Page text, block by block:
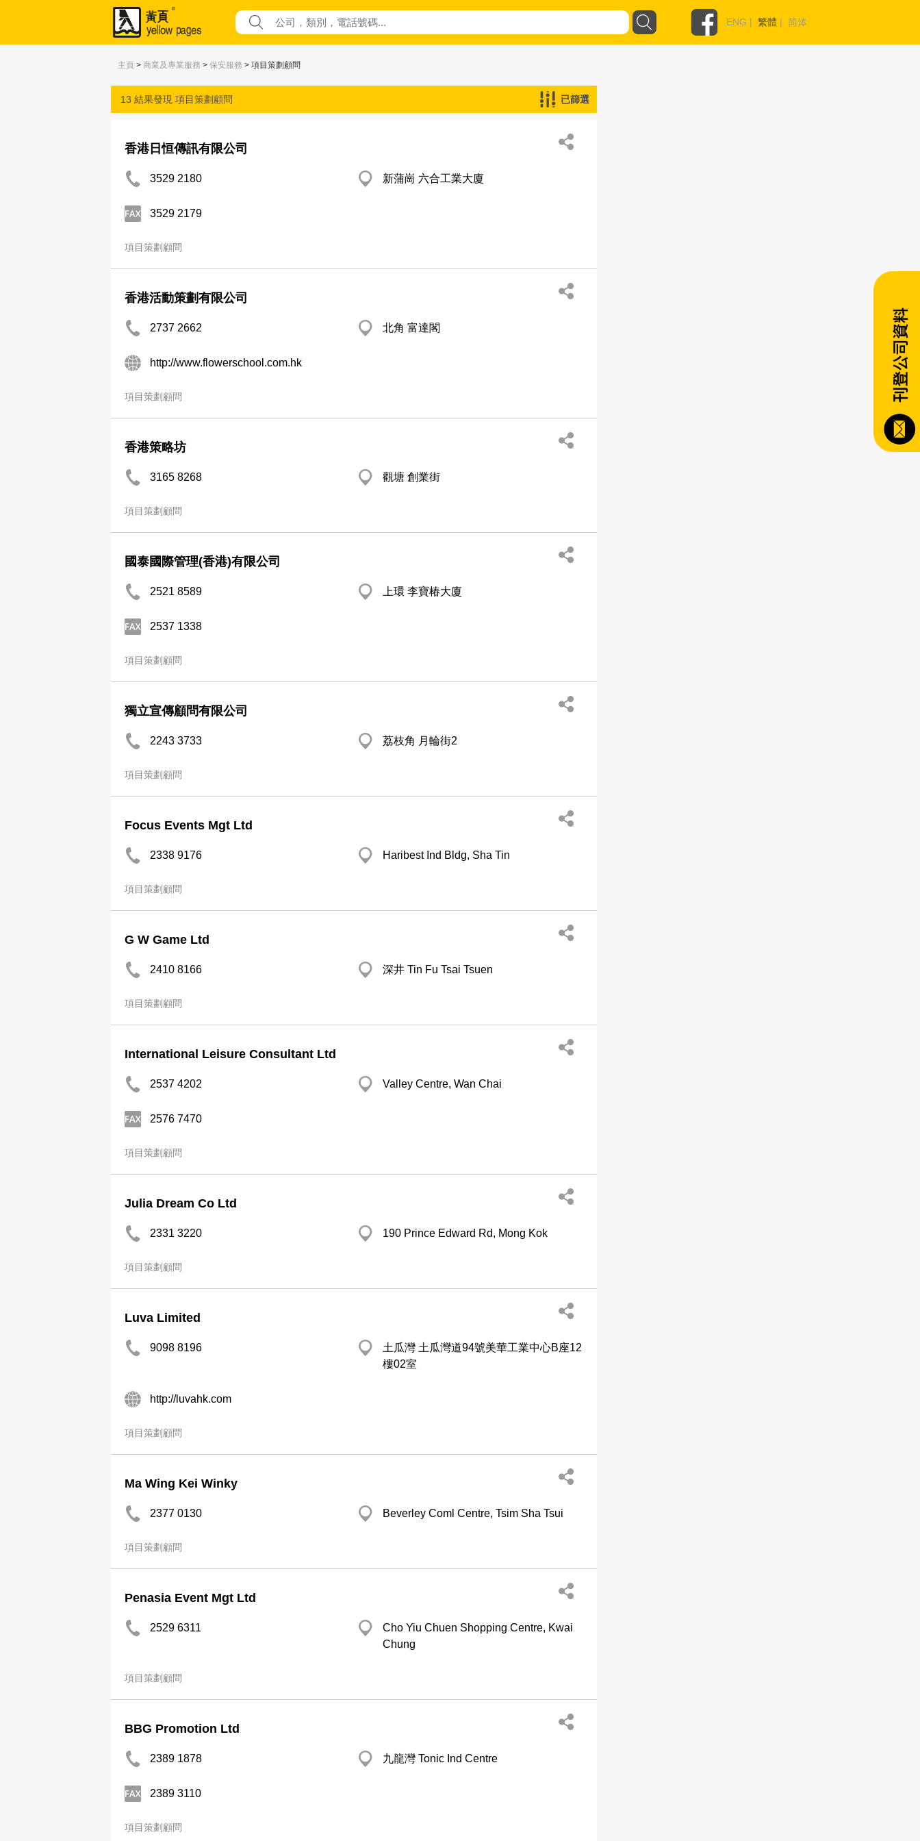
ENG | 繁體 | 简体
主頁 > 商業及專業服務 > 保安服務 > 項目策劃顧問
13 結果發現 項目策劃顧問 已篩選
香港日恒傳訊有限公司
3529 2180 新蒲崗 六合工業大廈
3529 2179
項目策劃顧問
香港活動策劃有限公司
2737 2662 北角 富達閣
http://www.flowerschool.com.hk
項目策劃顧問
香港策略坊
3165 8268 觀塘 創業街
項目策劃顧問
國泰國際管理(香港)有限公司
2521 8589 上環 李寶椿大廈
2537 1338
項目策劃顧問
獨立宣傳顧問有限公司
2243 3733 荔枝角 月輪街2
項目策劃顧問
Focus Events Mgt Ltd
2338 9176 Haribest Ind Bldg, Sha Tin
項目策劃顧問
G W Game Ltd
2410 8166 深井 Tin Fu Tsai Tsuen
項目策劃顧問
International Leisure Consultant Ltd
2537 4202 Valley Centre, Wan Chai
2576 7470
項目策劃顧問
Julia Dream Co Ltd
2331 3220 190 Prince Edward Rd, Mong Kok
項目策劃顧問
Luva Limited
9098 8196
土瓜灣 土瓜灣道94號美華工業中心B座12
樓02室
http://luvahk.com
項目策劃顧問
Ma Wing Kei Winky
2377 0130 Beverley Coml Centre, Tsim Sha Tsui
項目策劃顧問
Penasia Event Mgt Ltd
2529 6311
Cho Yiu Chuen Shopping Centre, Kwai
Chung
項目策劃顧問
BBG Promotion Ltd
2389 1878 九龍灣 Tonic Ind Centre
2389 3110
項目策劃顧問